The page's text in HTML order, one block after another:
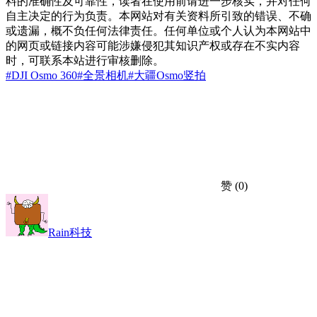
自主决定的行为负责。本网站对有关资料所引致的错误、不确
或遗漏，概不负任何法律责任。任何单位或个人认为本网站中
的网页或链接内容可能涉嫌侵犯其知识产权或存在不实内容
时，可联系本站进行审核删除。
#DJI Osmo 360#全景相机#大疆Osmo竖拍
赞 (0)
Rain科技